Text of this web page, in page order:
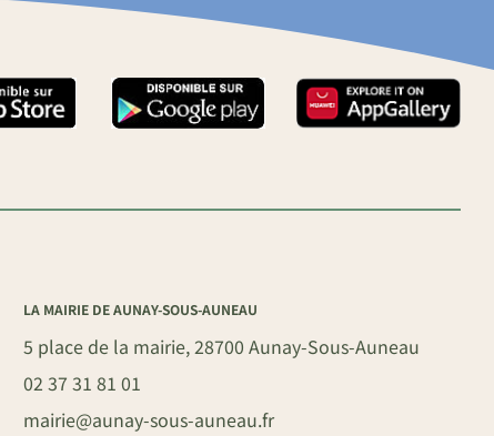
LA MAIRIE DE AUNAY-SOUS-AUNEAU
5 place de la mairie, 28700 Aunay-Sous-Auneau
02 37 31 81 01
mairie@aunay-sous-auneau.fr